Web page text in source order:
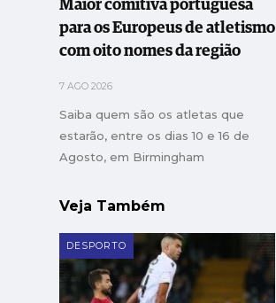
Maior comitiva portuguesa
para os Europeus de atletismo
com oito nomes da região
7 AGO 2026
Saiba quem são os atletas que
estarão, entre os dias 10 e 16 de
Agosto, em Birmingham
Veja Também
DESPORTO